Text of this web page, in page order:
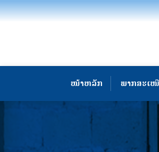
ໜ້າຫລັກ ພາກສະເໜີ